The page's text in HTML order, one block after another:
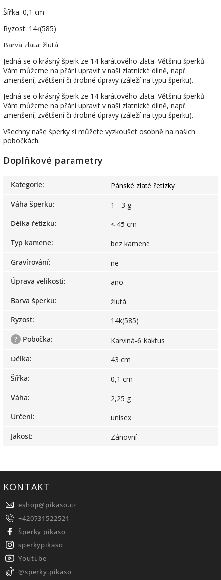
Šířka: 0,1 cm
Ryzost: 14k(585)
Barva zlata: žlutá
Jedná se o krásný šperk ze 14-karátového zlata. Většinu šperků
Vám můžeme na přání upravit v naší zlatnické dílně, např.
zmenšení, zvětšení či drobné úpravy (záleží na typu šperku).
Jedná se o krásný šperk ze 14-karátového zlata. Většinu šperků
Vám můžeme na přání upravit v naší zlatnické dílně, např.
zmenšení, zvětšení či drobné úpravy (záleží na typu šperku).
Všechny naše šperky si můžete vyzkoušet osobně na našich
pobočkách.
Doplňkové parametry
Kategorie:
Pánské zlaté řetízky
Váha šperku:
1 - 3 g
Délka řetízku:
< 45 cm
Typ kamene:
bez kamene
Gravírování:
ne
Úprava velikosti:
ano
Barva šperku:
žlutá
Ryzost:
14k(585)
?
Pobočka:
Karviná-6 Kaktus
Délka:
43 cm
Šířka:
0,1 cm
Váha:
2,25 g
Určení:
unisex
Jakost: Zánovní
KONTAKT
eshop@pikaso.cz
+420731522521
Šperky pikaso
sperkypikaso
Youtube
@sperky.pikaso